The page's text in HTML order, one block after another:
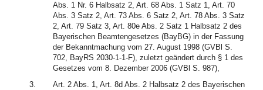
Abs. 1 Nr. 6 Halbsatz 2, Art. 68 Abs. 1 Satz 1, Art. 70
Abs. 3 Satz 2, Art. 73 Abs. 6 Satz 2, Art. 78 Abs. 3 Satz
2, Art. 79 Satz 3, Art. 80e Abs. 2 Satz 1 Halbsatz 2 des
Bayerischen Beamtengesetzes (BayBG) in der Fassung
der Bekanntmachung vom 27. August 1998 (GVBl S.
702, BayRS 2030-1-1-F), zuletzt geändert durch § 1 des
Gesetzes vom 8. Dezember 2006 (GVBl S. 987),
3.
Art. 2 Abs. 1, Art. 8d Abs. 2 Halbsatz 2 des Bayerischen